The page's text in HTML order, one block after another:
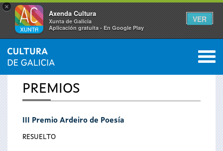
×
Axenda Cultura
Xunta de Galicia
Aplicación gratuíta - En Google Play
VER
Se
encuentra
usted
INICIO 0
PREMIOS
III Premio Ardeiro de Poesía
RESUELTO